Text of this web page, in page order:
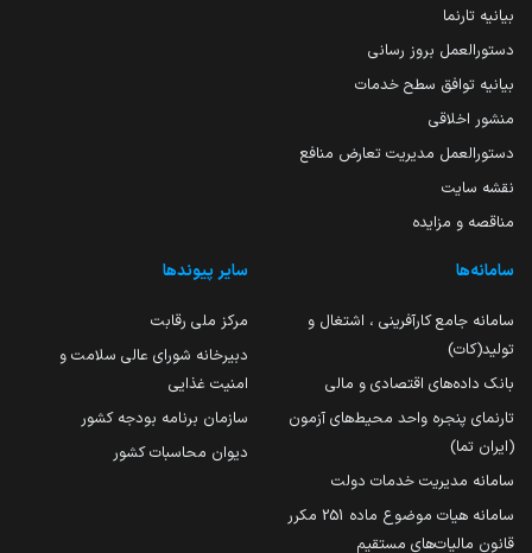
بیانیه تارنما
دستورالعمل بروز رسانی
بیانیه توافق سطح خدمات
منشور اخلاقی
دستورالعمل مدیریت تعارض منافع
نقشه سایت
مناقصه و مزایده
سامانه‌ها
سامانه جامع کارآفرینی ، اشتغال و
تولید(کات)
بانک داده‌های اقتصادی و مالی
تارنمای پنجره واحد محیط‌های آزمون
(ایران تما)
سامانه مدیریت خدمات دولت
سامانه هیات موضوع ماده 251 مکرر
قانون مالیات‌های مستقیم
سایر پیوندها
مرکز ملی رقابت
دبیرخانه شورای عالی سلامت و
امنیت غذایی
سازمان برنامه بودجه کشور
دیوان محاسبات کشور